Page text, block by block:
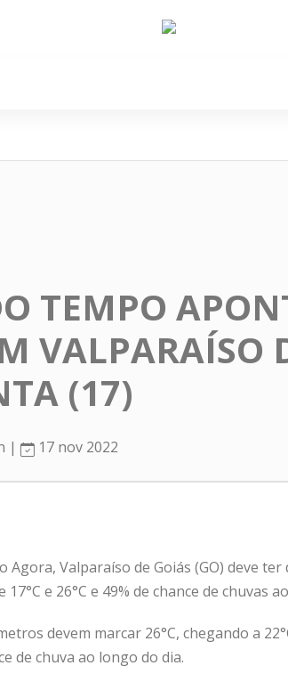
TEMPO
VALPARAÍSO
(17)
| 17 nov 2022
Agora, Valparaíso de Goiás (GO) deve
e 26°C e 49% de chance de chuvas
devem marcar 26°C, chegando a
de chuva ao longo do dia.